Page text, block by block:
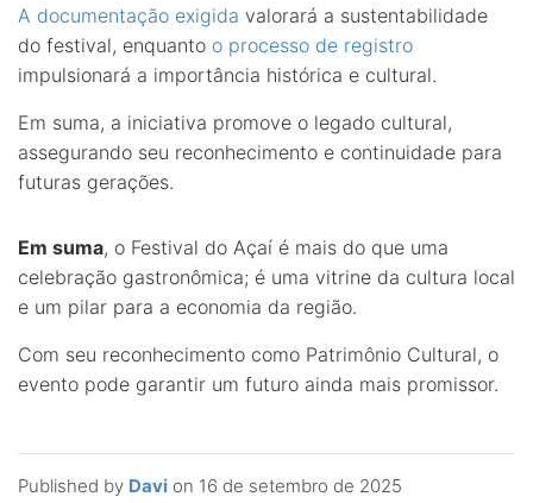
Published by Davi on 16 de setembro de 2025
A documentação exigida valorará a sustentabilidade
do festival, enquanto o processo de registro
impulsionará a importância histórica e cultural.
Em suma, a iniciativa promove o legado cultural,
assegurando seu reconhecimento e continuidade para
futuras gerações.
Em suma, o Festival do Açaí é mais do que uma
celebração gastronômica; é uma vitrine da cultura local
e um pilar para a economia da região.
Com seu reconhecimento como Patrimônio Cultural, o
evento pode garantir um futuro ainda mais promissor.